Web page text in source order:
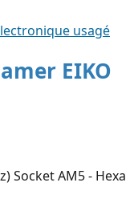
usagé
EIKO
Socket AM5 - Hexa